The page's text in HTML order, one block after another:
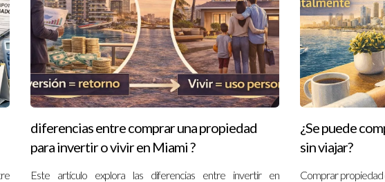
de la ubicación y temporada.
alquiler?
impuestos locales y posibles licencias o permisos son algunos gastos
de Miami?
es fundamental revisar regulaciones locales para evitar sanciones.
diferencias entre comprar una propiedad
para invertir o vivir en Miami ?
Este artículo explora las diferencias entre invertir en
¿Se puede
sin viajar?
Comprar propiedad